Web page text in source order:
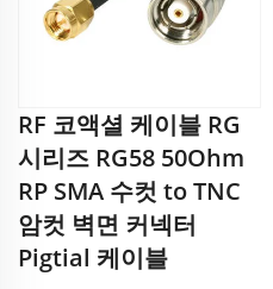
RF 코액셜 케이블 RG
시리즈 RG58 50Ohm
RP SMA 수컷 to TNC
암컷 벽면 커넥터
Pigtial 케이블